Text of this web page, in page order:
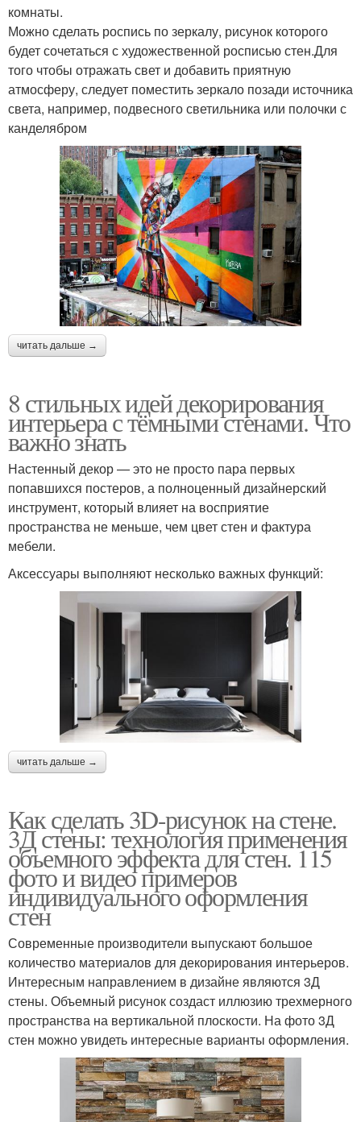
комнаты.
Можно сделать роспись по зеркалу, рисунок которого
будет сочетаться с художественной росписью стен.Для
того чтобы отражать свет и добавить приятную
атмосферу, следует поместить зеркало позади источника
света, например, подвесного светильника или полочки с
канделябром
читать дальше →
8 стильных идей декорирования
интерьера с тёмными стенами. Что
важно знать
Настенный декор — это не просто пара первых
попавшихся постеров, а полноценный дизайнерский
инструмент, который влияет на восприятие
пространства не меньше, чем цвет стен и фактура
мебели.
Аксессуары выполняют несколько важных функций:
читать дальше →
Как сделать 3D-рисунок на стене.
3Д стены: технология применения
объемного эффекта для стен. 115
фото и видео примеров
индивидуального оформления
стен
Современные производители выпускают большое
количество материалов для декорирования интерьеров.
Интересным направлением в дизайне являются 3Д
стены. Объемный рисунок создаст иллюзию трехмерного
пространства на вертикальной плоскости. На фото 3Д
стен можно увидеть интересные варианты оформления.